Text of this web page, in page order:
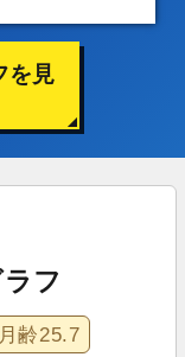
を見
フ
月齢25.7